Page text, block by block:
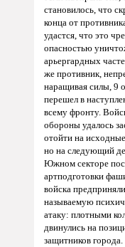
становилось, что
конца от
удастся, что это
опасностью
арьергардных
же противник,
наращивая силы, 9
перешел в
всему фронту.
обороны удалось
отойти на
но на следующий
Южном секторе
артподготовки
войска
называемую
атаку: плотными
двинулись на
защитников